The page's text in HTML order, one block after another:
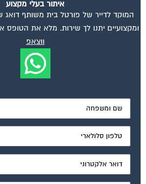
איתור בעלי מקצוע
המוקד לדייר של פורטל בית משותף דואג
ומקצועיים יתנו לך שירות. מלא את הטופס
ווצאפ